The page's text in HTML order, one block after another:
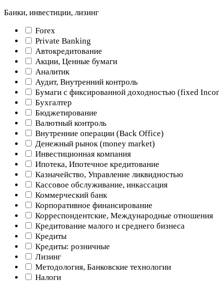
Банки, инвестиции, лизинг
Forex
Private Banking
Автокредитование
Акции, Ценные бумаги
Аналитик
Аудит, Внутренний контроль
Бумаги с фиксированной доходностью (fixed
Бухгалтер
Бюджетирование
Валютный контроль
Внутренние операции (Back Office)
Денежный рынок (money market)
Инвестиционная компания
Ипотека, Ипотечное кредитование
Казначейство, Управление ликвидностью
Кассовое обслуживание, инкассация
Коммерческий банк
Корпоративное финансирование
Корреспондентские, Международные отношения
Кредитование малого и среднего бизнеса
Кредиты
Кредиты: розничные
Лизинг
Методология, Банковские технологии
Налоги